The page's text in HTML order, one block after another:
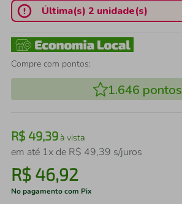
Última(s) 2 unidade(s)
Compre com pontos:
1.646 pontos
R$ 49,39à vista
em até 1x de R$ 49,39 s/juros
R$ 46,92
No pagamento com Pix